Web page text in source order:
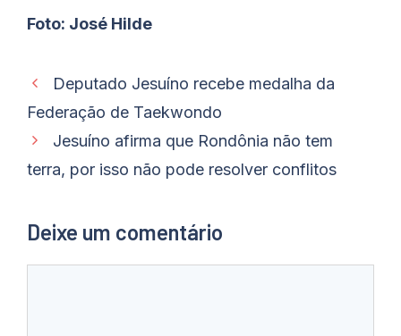
Foto: José Hilde
Deputado Jesuíno recebe medalha da
Federação de Taekwondo
Jesuíno afirma que Rondônia não tem
terra, por isso não pode resolver conflitos
Deixe um comentário